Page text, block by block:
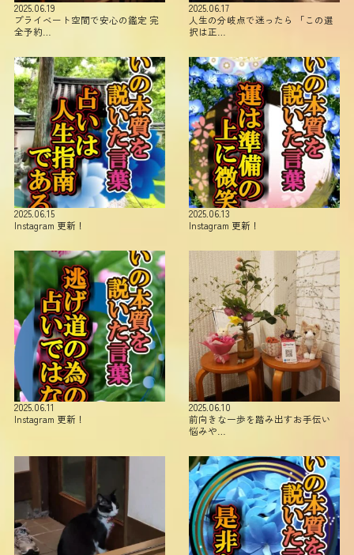
2025.06.19
プライベート空間で安心の鑑定 完
全予約…
2025.06.17
人生の分岐点で迷ったら 「この選
択は正…
2025.06.15
Instagram 更新！
2025.06.13
Instagram 更新！
2025.06.11
Instagram 更新！
2025.06.10
前向きな一歩を踏み出すお手伝い
悩みや…